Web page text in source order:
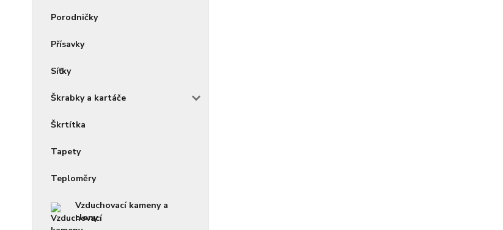
Porodničky
Přísavky
Síťky
Škrabky a kartáče
Škrtítka
Tapety
Teploměry
Vzduchovací kameny a
clony